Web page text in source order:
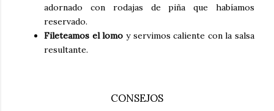
adornado con rodajas de piña que habíamos
reservado.
Fileteamos el lomo y servimos caliente con la salsa
resultante.
CONSEJOS